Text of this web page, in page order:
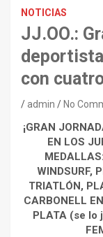
NOTICIAS
JJ.OO.:
con
admin No
¡GRAN
EN LOS
WINDSURF,
TRIATLÓN,
CARBONELL
PLATA (se lo